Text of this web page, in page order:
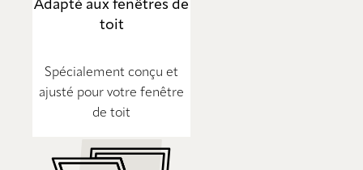
Adapté aux fenêtres de
toit
Spécialement conçu et
ajusté pour votre fenêtre
de toit